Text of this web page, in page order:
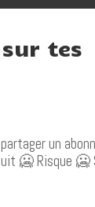
tes
un
🥶 Risque 🥶